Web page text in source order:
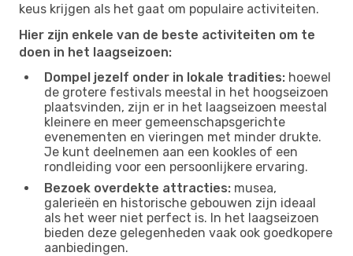
keus krijgen als het gaat om populaire activiteiten.
Hier zijn enkele van de beste activiteiten om te
doen in het laagseizoen:
Dompel jezelf onder in lokale tradities: hoewel
de grotere festivals meestal in het hoogseizoen
plaatsvinden, zijn er in het laagseizoen meestal
kleinere en meer gemeenschapsgerichte
evenementen en vieringen met minder drukte.
Je kunt deelnemen aan een kookles of een
rondleiding voor een persoonlijkere ervaring.
Bezoek overdekte attracties: musea,
galerieën en historische gebouwen zijn ideaal
als het weer niet perfect is. In het laagseizoen
bieden deze gelegenheden vaak ook goedkopere
aanbiedingen.